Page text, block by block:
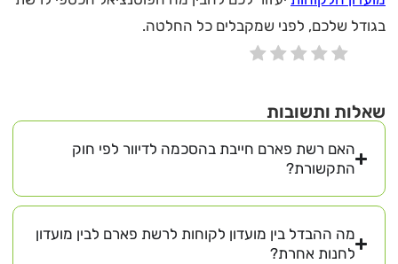
בגודל שלכם, לפני שמקבלים כל החלטה.
שאלות ותשובות
האם רשת פארם חייבת בהסכמה לדיוור לפי חוק
התקשורת?
מה ההבדל בין מועדון לקוחות לרשת פארם לבין מועדון
לחנות אחרת?